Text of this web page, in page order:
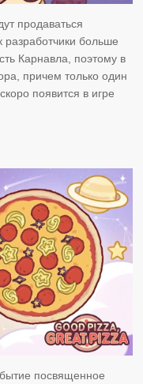
продаваться
разработчики больше
Карнавла, поэтому в
причем только один
появится в игре
посвященное